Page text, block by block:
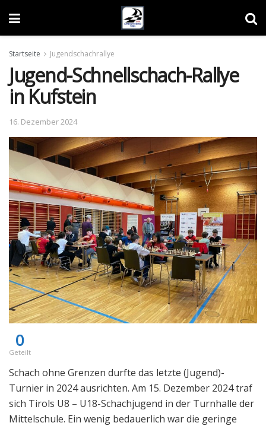
Startseite Jugendschachrallye
Jugend-Schnellschach-Rallye
in Kufstein
16. Dezember 2024
0
Geteilt
Schach ohne Grenzen durfte das letzte (Jugend)-
Turnier in 2024 ausrichten. Am 15. Dezember 2024 traf
sich Tirols U8 – U18-Schachjugend in der Turnhalle der
Mittelschule. Ein wenig bedauerlich war die geringe